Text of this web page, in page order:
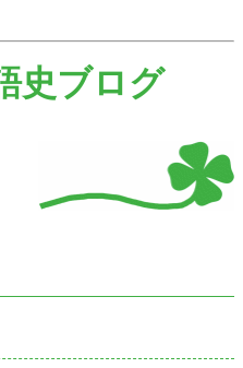
史ブログ